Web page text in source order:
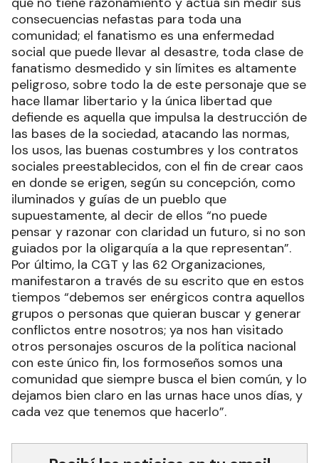
consecuencias nefastas para toda una
comunidad; el fanatismo es una enfermedad
social que puede llevar al desastre, toda clase de
fanatismo desmedido y sin límites es altamente
peligroso, sobre todo la de este personaje que se
hace llamar libertario y la única libertad que
defiende es aquella que impulsa la destrucción de
las bases de la sociedad, atacando las normas,
los usos, las buenas costumbres y los contratos
sociales preestablecidos, con el fin de crear caos
en donde se erigen, según su concepción, como
iluminados y guías de un pueblo que
supuestamente, al decir de ellos “no puede
pensar y razonar con claridad un futuro, si no son
guiados por la oligarquía a la que representan”.
Por último, la CGT y las 62 Organizaciones,
manifestaron a través de su escrito que en estos
tiempos “debemos ser enérgicos contra aquellos
grupos o personas que quieran buscar y generar
conflictos entre nosotros; ya nos han visitado
otros personajes oscuros de la política nacional
con este único fin, los formoseños somos una
comunidad que siempre busca el bien común, y lo
dejamos bien claro en las urnas hace unos días, y
cada vez que tenemos que hacerlo”.